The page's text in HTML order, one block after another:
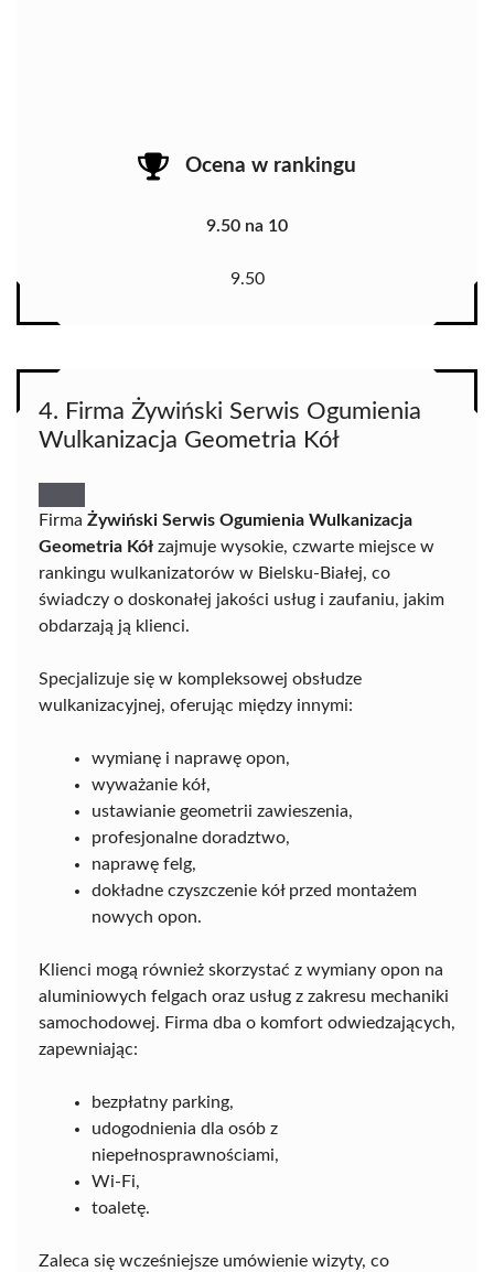
Ocena w rankingu
9.50 na 10
9.50
4. Firma Żywiński Serwis Ogumienia
Wulkanizacja Geometria Kół
Firma Żywiński Serwis Ogumienia Wulkanizacja
Geometria Kół zajmuje wysokie, czwarte miejsce w
rankingu wulkanizatorów w Bielsku-Białej, co
świadczy o doskonałej jakości usług i zaufaniu, jakim
obdarzają ją klienci.
Specjalizuje się w kompleksowej obsłudze
wulkanizacyjnej, oferując między innymi:
wymianę i naprawę opon,
wyważanie kół,
ustawianie geometrii zawieszenia,
profesjonalne doradztwo,
naprawę felg,
dokładne czyszczenie kół przed montażem
nowych opon.
Klienci mogą również skorzystać z wymiany opon na
aluminiowych felgach oraz usług z zakresu mechaniki
samochodowej. Firma dba o komfort odwiedzających,
zapewniając:
bezpłatny parking,
udogodnienia dla osób z
niepełnosprawnościami,
Wi-Fi,
toaletę.
Zaleca się wcześniejsze umówienie wizyty, co